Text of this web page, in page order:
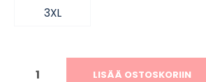
3XL
LISÄÄ OSTOSKORIIN